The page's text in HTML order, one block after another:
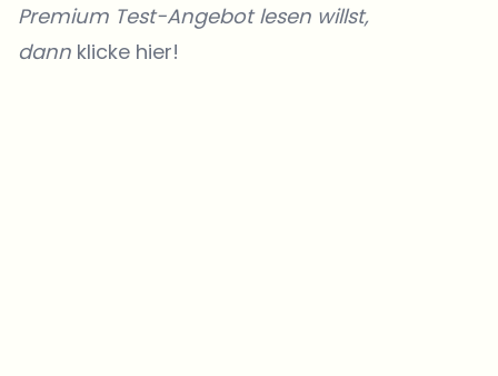
Premium Test-Angebot lesen willst,
dann klicke hier!